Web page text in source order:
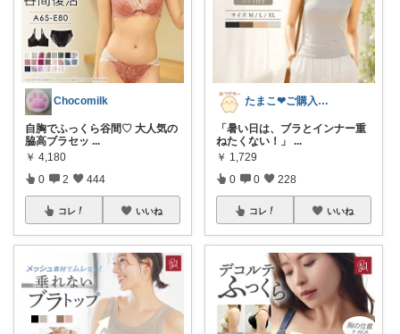
Chocomilk
自胸でふっくら谷間♡ 大人気の
脇高ブラセッ ...
￥ 4,180
0 2 444
コレ いいね
たまこ❤ご購入感謝！
「暑い日は、ブラとインナー重
ねたくない！」
...
￥ 1,729
0 0 228
コレ いいね